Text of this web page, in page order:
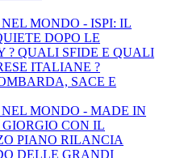
MONDO - ISPI: IL
DOPO LE
? QUALI SFIDE E QUALI
ITALIANE ?
SACE E
MONDO - MADE IN
CON IL
PIANO RILANCIA
DELLE GRANDI